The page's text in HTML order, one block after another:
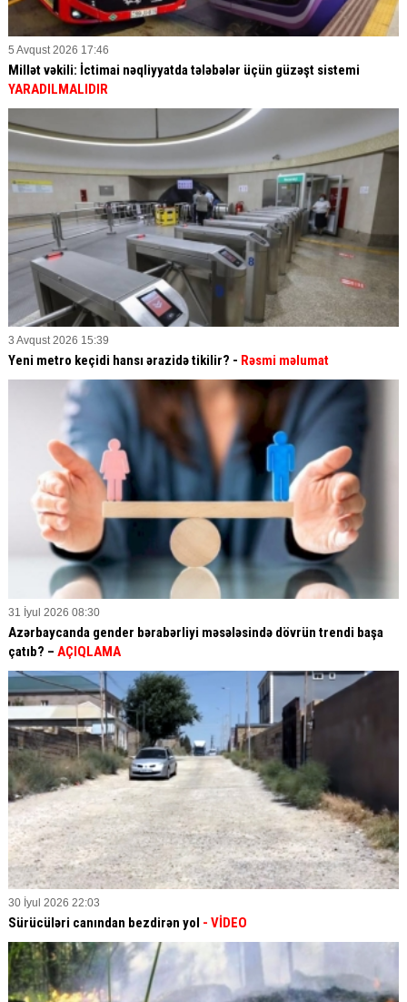
5 Avqust 2026 17:46
Millət vəkili: İctimai nəqliyyatda tələbələr üçün güzəşt sistemi
YARADILMALIDIR
3 Avqust 2026 15:39
Yeni metro keçidi hansı ərazidə tikilir? - Rəsmi məlumat
31 İyul 2026 08:30
Azərbaycanda gender bərabərliyi məsələsində dövrün trendi başa
çatıb? – AÇIQLAMA
30 İyul 2026 22:03
Sürücüləri canından bezdirən yol - VİDEO